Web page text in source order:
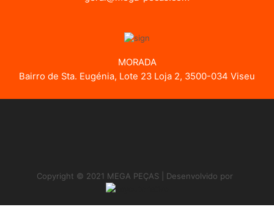
MORADA
Bairro de Sta. Eugénia, Lote 23 Loja 2, 3500-034 Viseu
Copyright © 2021 MEGA PEÇAS | Desenvolvido por